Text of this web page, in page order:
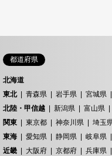
都道府県
北海道
東北
青森県 岩手県 宮城県
北陸・甲信越
新潟県 富山県
関東
東京都 神奈川県 埼玉
東海
愛知県 静岡県 岐阜県
近畿
大阪府 京都府 兵庫県